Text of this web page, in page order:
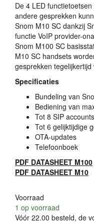
De 4 LED
andere gesprekken
Snom M10 SC dankzij
functie VoIP provider-
Snom M100 SC
M10 SC handsets
gesprekken tegelijkertijd
Specificaties
Bundeling van
Bediening van
Tot 8 SIP accounts
Tot 6 gelijktijdige
OTA-updates
Telefoonboek
PDF DATASHEET M100
PDF DATASHEET M10
Voorraad
1 op voorraad
Vóór 22.00 besteld, de